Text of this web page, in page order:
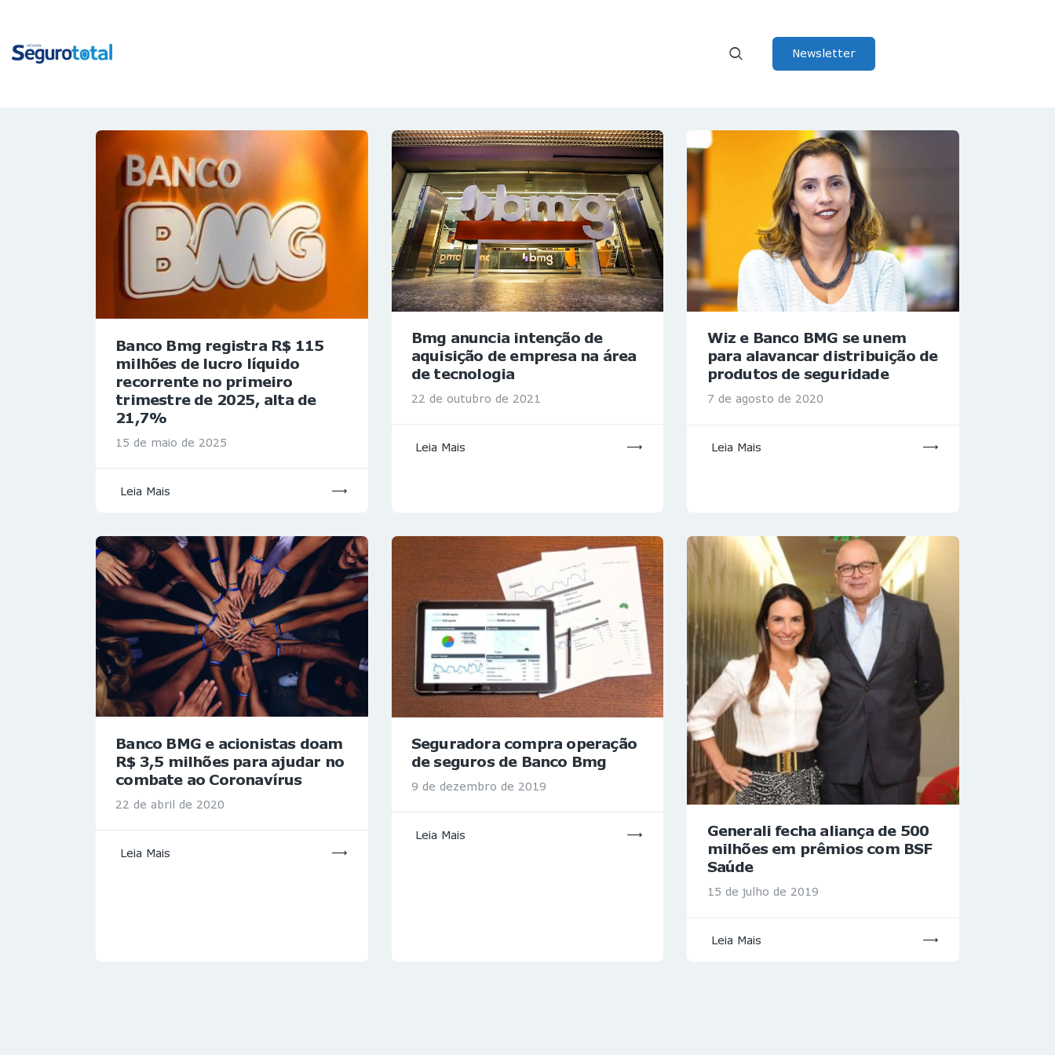
Newsletter
HOME
Banco Bmg registra R$ 115
milhões de lucro líquido
recorrente no primeiro
trimestre de 2025, alta de
21,7%
15 de maio de 2025
Leia Mais
Bmg anuncia intenção de
aquisição de empresa na área
de tecnologia
22 de outubro de 2021
Leia Mais
Wiz e Banco BMG se unem
para alavancar distribuição de
produtos de seguridade
7 de agosto de 2020
Leia Mais
Banco BMG e acionistas doam
R$ 3,5 milhões para ajudar no
combate ao Coronavírus
22 de abril de 2020
Leia Mais
Seguradora compra operação
de seguros de Banco Bmg
9 de dezembro de 2019
Leia Mais
Generali fecha aliança de 500
milhões em prêmios com BSF
Saúde
15 de julho de 2019
Leia Mais